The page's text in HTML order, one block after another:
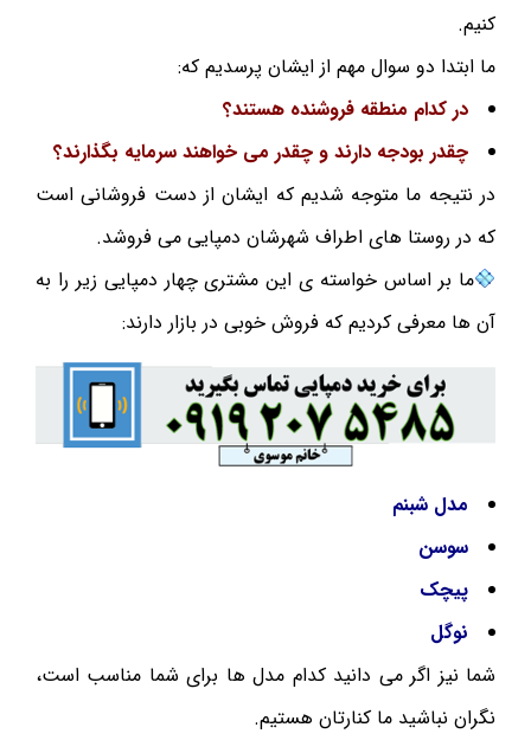
کنیم.
ما ابتدا دو سوال مهم از ایشان پرسدیم که:
در کدام منطقه فروشنده هستند؟
چقدر بودجه دارند و چقدر می خواهند سرمایه بگذارند؟
در نتیجه ما متوجه شدیم که ایشان از دست فروشانی است
که در روستا های اطراف شهرشان دمپایی می فروشد.
ما بر اساس خواسته ی این مشتری چهار دمپایی زیر را به
آن ها معرفی کردیم که فروش خوبی در بازار دارند:
مدل شبنم
سوسن
پیچک
نوگل
شما نیز اگر می دانید کدام مدل ها برای شما مناسب است،
نگران نباشید ما کنارتان هستیم.